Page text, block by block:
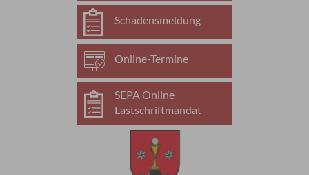
Schadensmeldung
Online-Termine
SEPA Online
Lastschriftmandat